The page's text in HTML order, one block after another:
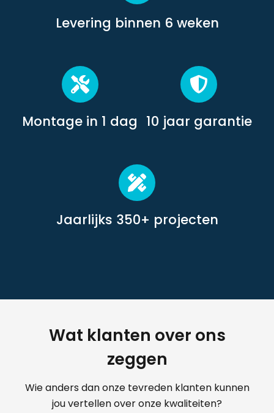
Levering binnen 6 weken
Montage in 1 dag 10 jaar garantie
Jaarlijks 350+ projecten
Wat klanten over ons
zeggen
Wie anders dan onze tevreden klanten kunnen
jou vertellen over onze kwaliteiten?